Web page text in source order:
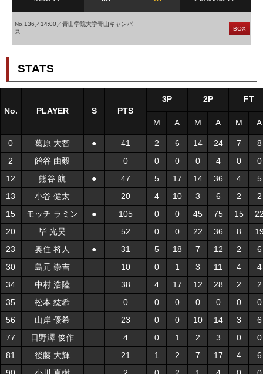
No.136／14:00／青山学院大学青山キャンパ
ス
BOX
STATS
No. PLAYER S PTS
3P 2P FT
M A M A M A
0 葛原 大智 ● 41 2 6 14 24 7
8
2
飴谷 由毅 0 0 0 0 4 0
0
12
熊谷 航 ● 47 5 17 14 36 4
5
13
小谷 健太 20 4 10 3 6 2
2
15
モッチ ラミン ● 105 0 0 45 75 15
20
毕 光昊 52 0 0 22 36 8
23
奥住 将人 ● 31 5 18 7 12 2
6
30
島元 崇吉 10 0 1 3 11 4
4
34
中村 浩陸 38 4 17 12 28 2
2
35
松本 紘希 0 0 0 0 0 0
0
56
山岸 優希 23 0 0 10 14 3
6
77
日野澤 俊作 4 0 1 2 3 0
0
81
後藤 大輝 21 1 2 7 17 4
6